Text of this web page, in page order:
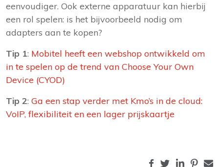
eenvoudiger. Ook externe apparatuur kan hierbij
een rol spelen: is het bijvoorbeeld nodig om
adapters aan te kopen?
Tip 1: Mobitel heeft een webshop ontwikkeld om
in te spelen op de trend van Choose Your Own
Device (CYOD)
Tip 2: Ga een stap verder met Kmo’s in de cloud:
VoIP, flexibiliteit en een lager prijskaartje